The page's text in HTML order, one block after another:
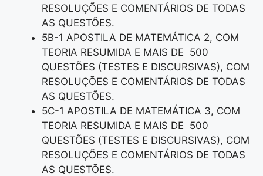
RESOLUÇÕES E COMENTÁRIOS DE TODAS
AS QUESTÕES.
5B-1 APOSTILA DE MATEMÁTICA 2, COM
TEORIA RESUMIDA E MAIS DE 500
QUESTÕES (TESTES E DISCURSIVAS), COM
RESOLUÇÕES E COMENTÁRIOS DE TODAS
AS QUESTÕES.
5C-1 APOSTILA DE MATEMÁTICA 3, COM
TEORIA RESUMIDA E MAIS DE 500
QUESTÕES (TESTES E DISCURSIVAS), COM
RESOLUÇÕES E COMENTÁRIOS DE TODAS
AS QUESTÕES.